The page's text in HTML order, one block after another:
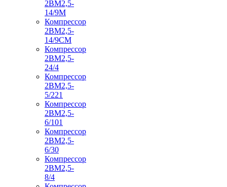
2ВМ2,5-
14/9М
Компрессор
2ВМ2,5-
14/9СМ
Компрессор
2ВМ2,5-
24/4
Компрессор
2ВМ2,5-
5/221
Компрессор
2ВМ2,5-
6/101
Компрессор
2ВМ2,5-
6/30
Компрессор
2ВМ2,5-
8/4